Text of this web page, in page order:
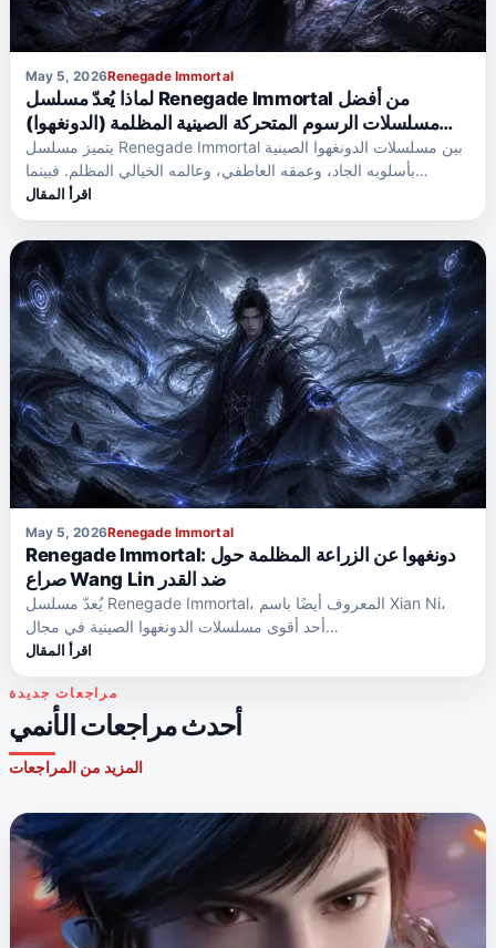
May 5, 2026Renegade Immortal
لماذا يُعدّ مسلسل Renegade Immortal من أفضل
مسلسلات الرسوم المتحركة الصينية المظلمة (الدونغهوا)
التي يُنصح بمشاهدتها؟
يتميز مسلسل Renegade Immortal بين مسلسلات الدونغهوا الصينية
بأسلوبه الجاد، وعمقه العاطفي، وعالمه الخيالي المظلم. فبينما…
اقرأ المقال
May 5, 2026Renegade Immortal
Renegade Immortal: دونغهوا عن الزراعة المظلمة حول
صراع Wang Lin ضد القدر
يُعدّ مسلسل Renegade Immortal، المعروف أيضًا باسم Xian Ni،
أحد أقوى مسلسلات الدونغهوا الصينية في مجال…
اقرأ المقال
مراجعات جديدة
أحدث مراجعات الأنمي
المزيد من المراجعات